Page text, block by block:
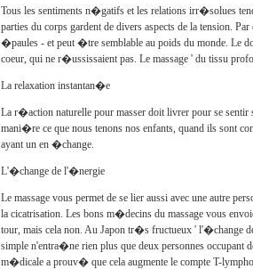
Tous les sentiments n�gatifs et les relations irr�solues
parties du corps gardent de divers aspects de la tension.
�paules - et peut �tre semblable au poids du monde. Le
coeur, qui ne r�ussissaient pas. Le massage ' du tissu
La relaxation instantan�e
La r�action naturelle pour masser doit livrer pour se
mani�re ce que nous tenons nos enfants, quand ils sont
ayant un en �change.
L'�change de l'�nergie
Le massage vous permet de se lier aussi avec une autre
la cicatrisation. Les bons m�decins du massage vous
tour, mais cela non. Au Japon tr�s fructueux ' l'�change
simple n'entra�ne rien plus que deux personnes
m�dicale a prouv� que cela augmente le compte T-